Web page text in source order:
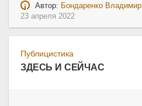
Автор: Бондаренко Владимир
23 апреля 2022
Публицистика
ЗДЕСЬ И СЕЙЧАС